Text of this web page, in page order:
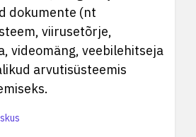
dokumente (nt
viirusetõrje,
videomäng, veebilehitseja
arvutisüsteemis